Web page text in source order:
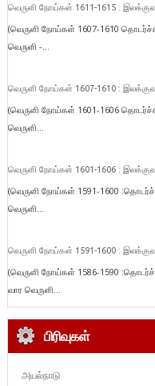
வெருளி நோய்கள் 1611-1615 :
(வெருளி நோய்கள் 1607-1610
வெருளி -...
வெருளி நோய்கள் 1607-1610 :
(வெருளி நோய்கள் 1601-1606
வெருளி...
வெருளி நோய்கள் 1601-1606 :
(வெருளி நோய்கள் 1591-1600
வெருளி...
வெருளி நோய்கள் 1591-1600 :
(வெருளி நோய்கள் 1586-1590
வார வெருளி...
பிரிவுகள்
அயல்நாடு